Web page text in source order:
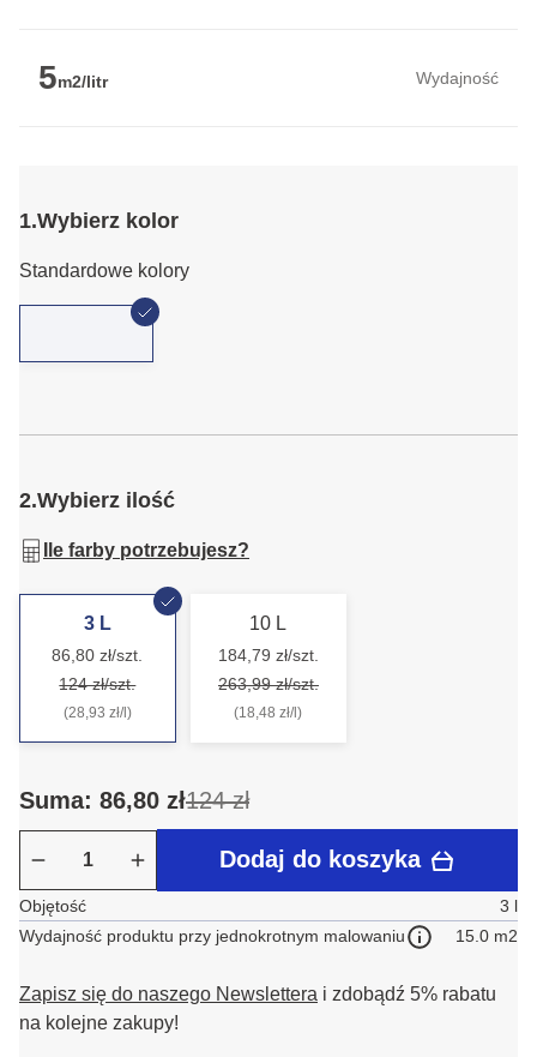
5m2/litr Wydajność
1.Wybierz kolor
Standardowe kolory
2.Wybierz ilość
Ile farby potrzebujesz?
3 L
86,80 zł/szt.
124 zł/szt.
(28,93 zł/l)
10 L
184,79 zł/szt.
263,99 zł/szt.
(18,48 zł/l)
Suma: 86,80 zł124 zł
Dodaj do koszyka
Objętość
3 l
Wydajność produktu przy jednokrotnym malowaniu
15.0 m2
Zapisz się do naszego Newslettera i zdobądź 5% rabatu
na kolejne zakupy!